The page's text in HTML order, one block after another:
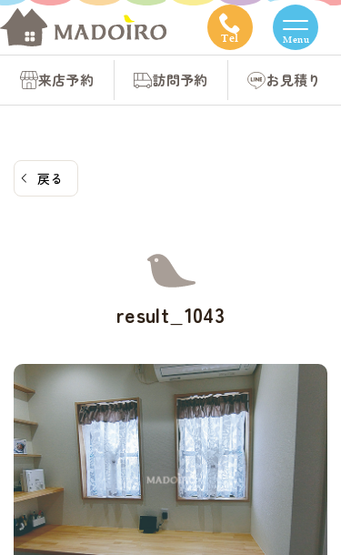
コ
ン
Tel Menu
来店予約 訪問予約 お見積り
戻る
result_1043